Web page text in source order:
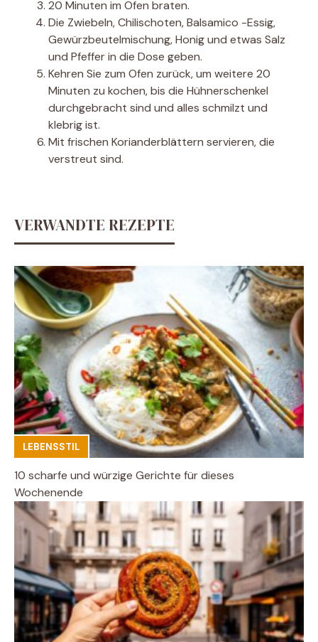
20 Minuten im Ofen braten.
Die Zwiebeln, Chilischoten, Balsamico -Essig,
Gewürzbeutelmischung, Honig und etwas Salz
und Pfeffer in die Dose geben.
Kehren Sie zum Ofen zurück, um weitere 20
Minuten zu kochen, bis die Hühnerschenkel
durchgebracht sind und alles schmilzt und
klebrig ist.
Mit frischen Korianderblättern servieren, die
verstreut sind.
VERWANDTE REZEPTE
LEBENSSTIL
10 scharfe und würzige Gerichte für dieses
Wochenende